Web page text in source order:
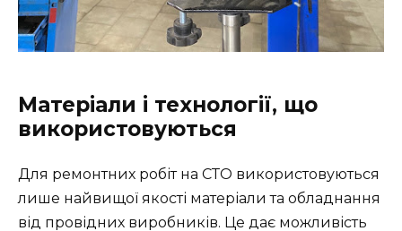
Матеріали і технології, що
використовуються
Для ремонтних робіт на СТО використовуються
лише найвищої якості матеріали та обладнання
від провідних виробників. Це дає можливість